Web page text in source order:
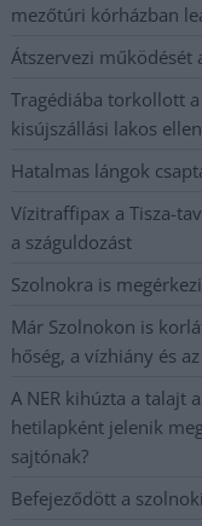
mezőtúri kórházban
Átszervezi működését
Tragédiába torkollott
kisújszállási lakos
Hatalmas lángok
Vízitraffipax a Tisza-
a száguldozást
Szolnokra is
Már Szolnokon is
hőség, a vízhiány és
A NER kihúzta a talajt
hetilapként jelenik
sajtónak?
Befejeződött a